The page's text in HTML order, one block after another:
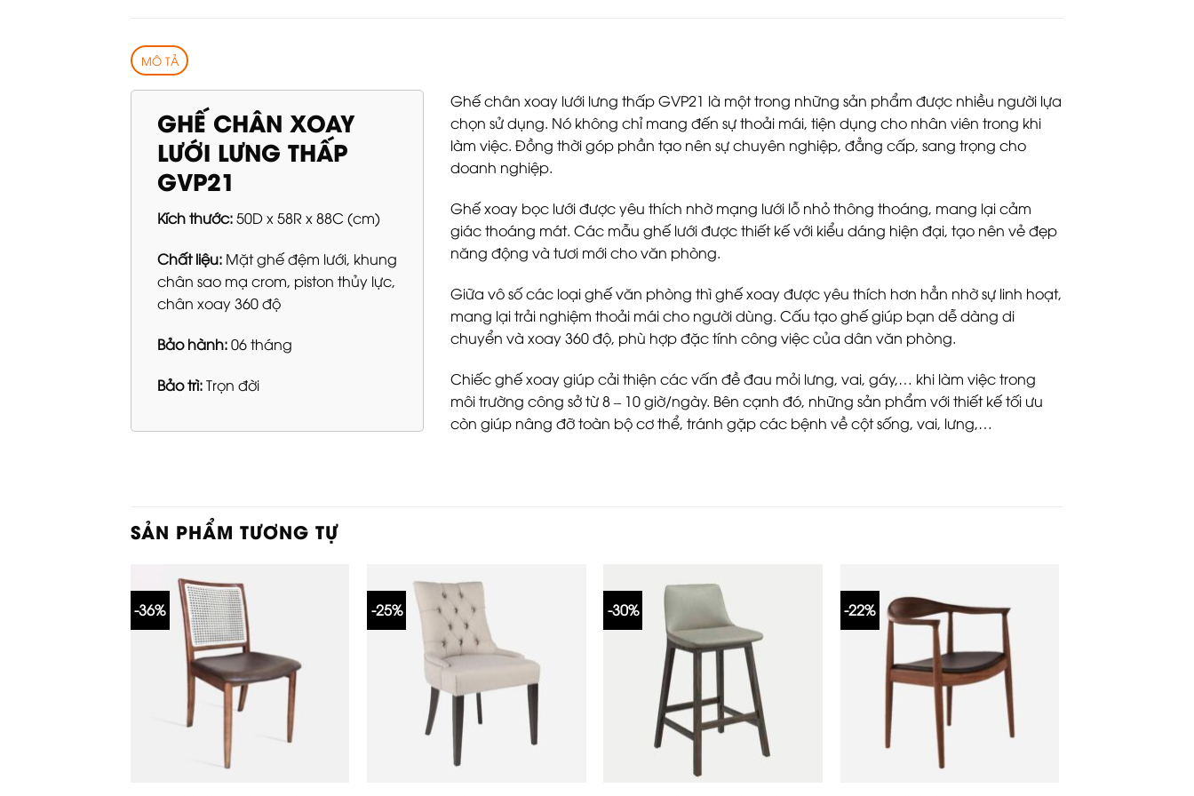
MÔ TẢ
GHẾ CHÂN XOAY
LƯỚI LƯNG THẤP
GVP21
Kích thước:50D x 58R x 88C (cm)
Chất liệu: Mặt ghế đệm lưới, khung
chân sao mạ crom, piston thủy lực,
chân xoay 360 độ
Bảo hành:06 tháng
Bảo trì:Trọn đời
Ghế chân xoay lưới lưng thấp GVP21 là một trong những sản phẩm được nhiều người lựa
chọn sử dụng. Nó không chỉ mang đến sự thoải mái, tiện dụng cho nhân viên trong khi
làm việc. Đồng thời góp phần tạo nên sự chuyên nghiệp, đẳng cấp, sang trọng cho
doanh nghiệp.
Ghế xoay bọc lưới được yêu thích nhờ mạng lưới lỗ nhỏ thông thoáng, mang lại cảm
giác thoáng mát. Các mẫu ghế lưới được thiết kế với kiểu dáng hiện đại, tạo nên vẻ đẹp
năng động và tươi mới cho văn phòng.
Giữa vô số các loại ghế văn phòng thì ghế xoay được yêu thích hơn hẳn nhờ sự linh hoạt,
mang lại trải nghiệm thoải mái cho người dùng. Cấu tạo ghế giúp bạn dễ dàng di
chuyển và xoay 360 độ, phù hợp đặc tính công việc của dân văn phòng.
Chiếc ghế xoay giúp cải thiện các vấn đề đau mỏi lưng, vai, gáy,… khi làm việc trong
môi trường công sở từ 8 – 10 giờ/ngày. Bên cạnh đó, những sản phẩm với thiết kế tối ưu
còn giúp nâng đỡ toàn bộ cơ thể, tránh gặp các bệnh về cột sống, vai, lưng,…
SẢN PHẨM TƯƠNG TỰ
-36% -25% -30% -22%